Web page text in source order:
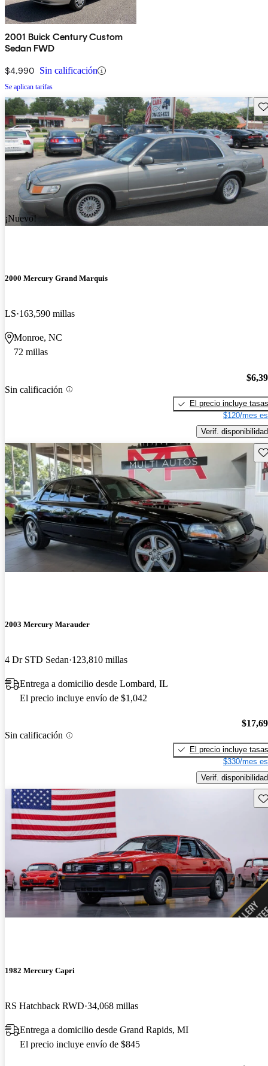
2001 Buick Century Custom
Sedan FWD
$4,990 Sin calificación
Se aplican tarifas
¡Nuevo!
2000 Mercury Grand Marquis
LS 163,590 millas
Monroe, NC
72 millas
Sin calificación
El precio incluye tasas
$120/mes
Verif. disponibilidad
2003 Mercury Marauder
4 Dr STD Sedan 123,810 millas
Entrega a domicilio desde Lombard, IL
El precio incluye envío de $1,042
Sin calificación
El precio incluye tasas
$330/mes
Verif. disponibilidad
1982 Mercury Capri
RS Hatchback RWD 34,068 millas
Entrega a domicilio desde Grand Rapids, MI
El precio incluye envío de $845